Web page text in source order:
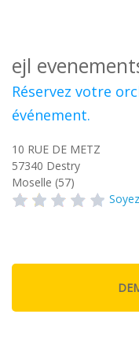
ejl
Réservez votre
événement.
10 RUE DE METZ
57340 Destry
Moselle (57)